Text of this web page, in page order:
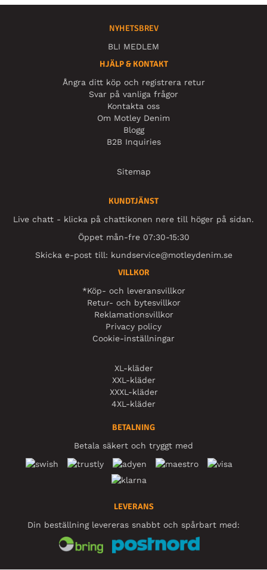
NYHETSBREV
BLI MEDLEM
HJÄLP & KONTAKT
Ångra ditt köp och registrera retur
Svar på vanliga frågor
Kontakta oss
Om Motley Denim
Blogg
B2B Inquiries
Sitemap
KUNDTJÄNST
Live chatt - klicka på chattikonen nere till höger på sidan.
Öppet mån-fre 07:30-15:30
Skicka e-post till: kundservice@motleydenim.se
VILLKOR
*Köp- och leveransvillkor
Retur- och bytesvillkor
Reklamationsvillkor
Privacy policy
Cookie-inställningar
XL-kläder
XXL-kläder
XXXL-kläder
4XL-kläder
BETALNING
Betala säkert och tryggt med
LEVERANS
Din beställning levereras snabbt och spårbart med: